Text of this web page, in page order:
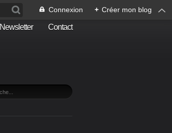
Connexion + Créer mon blog
Newsletter Contact